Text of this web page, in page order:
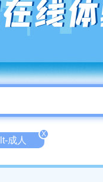
线
成人
X